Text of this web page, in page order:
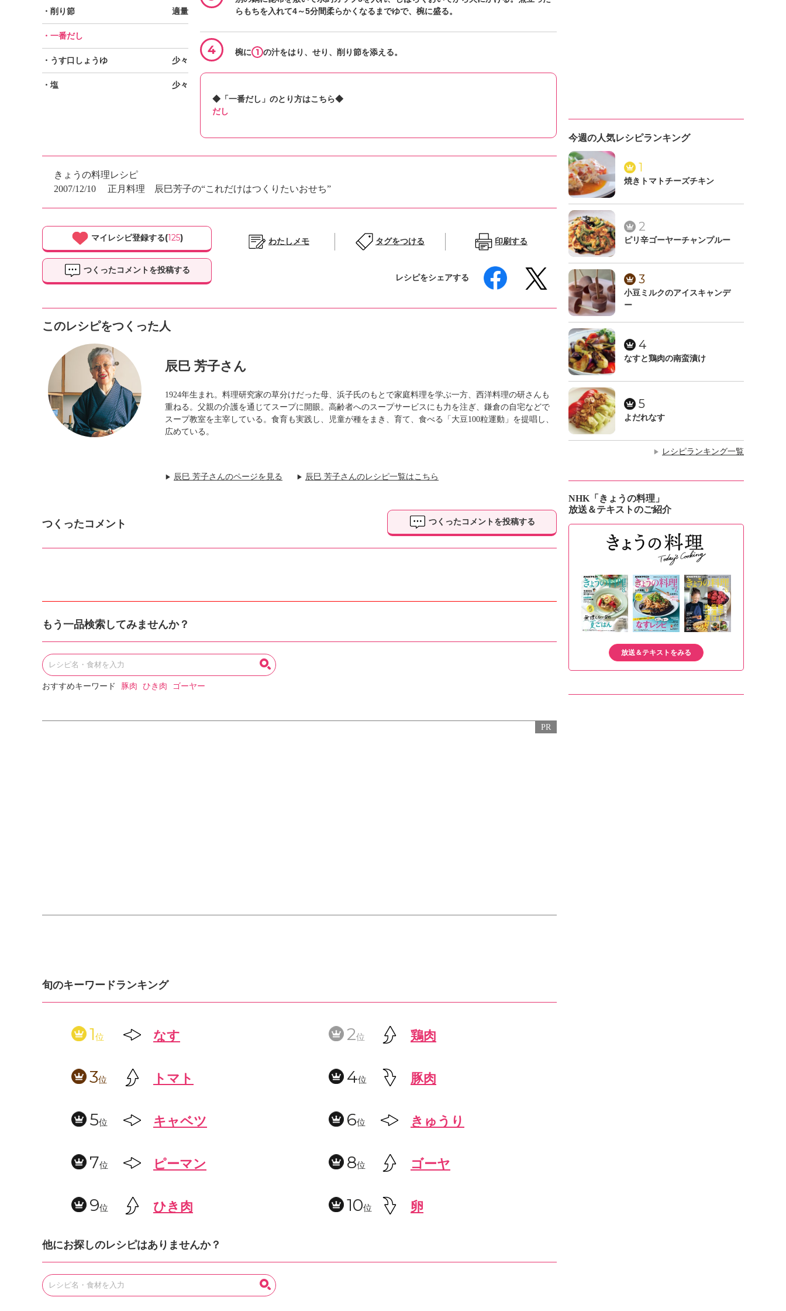
・削り節 適量
・一番だし
・うす口しょうゆ 少々
・塩 少々
らもちを入れて4～5分間柔らかくなるまでゆで、椀に盛る。
4 椀に 1 の汁をはり、せり、削り節を添える。
◆「一番だし」のとり方はこちら◆
だし
きょうの料理レシピ
2007/12/10
正月料理 辰巳芳子の“これだけはつくりたいおせち”
マイレシピ登録する(125)
つくったコメントを投稿する
わたしメモ タグをつける 印刷する
レシピをシェアする
このレシピをつくった人
辰巳 芳子さん
1924年生まれ。料理研究家の草分けだった母、浜子氏のもとで家庭料理を学ぶ一方、西洋料理の研さんも
重ねる。父親の介護を通じてスープに開眼。高齢者へのスープサービスにも力を注ぎ、鎌倉の自宅などで
スープ教室を主宰している。食育も実践し、児童が種をまき、育て、食べる「大豆100粒運動」を提唱し、
広めている。
▶ 辰巳 芳子さんのページを見る ▶ 辰巳 芳子さんのレシピ一覧はこちら
つくったコメント つくったコメントを投稿する
もう一品検索してみませんか？
おすすめキーワード 豚肉 ひき肉 ゴーヤー
PR
旬のキーワードランキング
1位 なす 2位 鶏肉
3位 トマト 4位 豚肉
5位 キャベツ 6位 きゅうり
7位 ピーマン 8位 ゴーヤ
9位 ひき肉 10位 卵
他にお探しのレシピはありませんか？
今週の人気レシピランキング
1
焼きトマトチーズチキン
2
ピリ辛ゴーヤーチャンプルー
3
小豆ミルクのアイスキャンデ
ー
4
なすと鶏肉の南蛮漬け
5
よだれなす
▶ レシピランキング一覧
NHK「きょうの料理」
放送＆テキストのご紹介
放送＆テキストをみる